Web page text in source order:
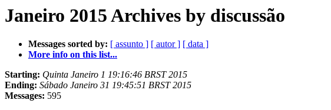
Janeiro 2015 Archives by discussão
Messages sorted by: [ assunto ] [ autor ] [ data ]
More info on this list...
Starting: Quinta Janeiro 1 19:16:46 BRST 2015
Ending: Sábado Janeiro 31 19:45:51 BRST 2015
Messages: 595